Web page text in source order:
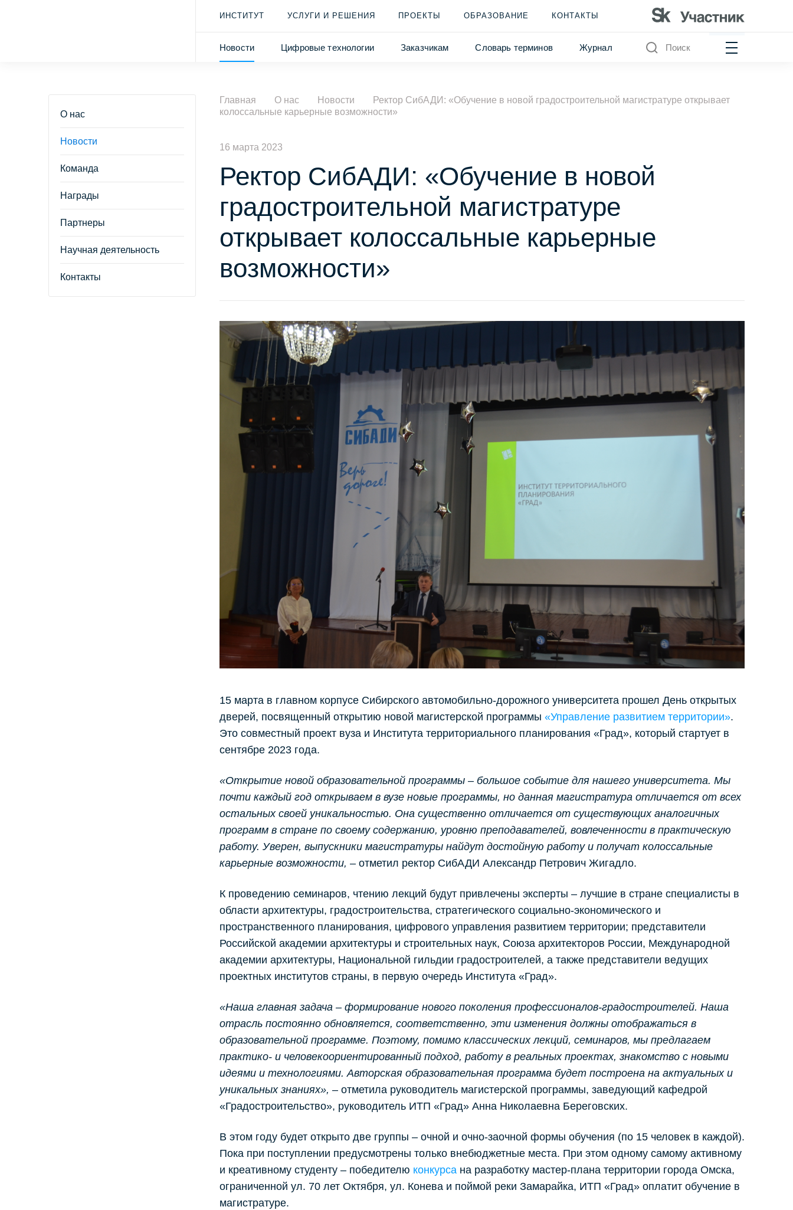
ИНСТИТУТ УСЛУГИ И РЕШЕНИЯ ПРОЕКТЫ ОБРАЗОВАНИЕ КОНТАКТЫ
Новости Цифровые технологии Заказчикам Словарь терминов Журнал Поиск
О нас
Новости
Команда
Награды
Партнеры
Научная деятельность
Контакты
Главная О нас Новости
Ректор СибАДИ: «Обучение в новой градостроительной магистратуре открывает
колоссальные карьерные возможности»
16 марта 2023
Ректор СибАДИ: «Обучение в новой
градостроительной магистратуре
открывает колоссальные карьерные
возможности»
15 марта в главном корпусе Сибирского автомобильно-дорожного университета прошел День открытых
дверей, посвященный открытию новой магистерской программы «Управление развитием территории».
Это совместный проект вуза и Института территориального планирования «Град», который стартует в
сентябре 2023 года.
«Открытие новой образовательной программы – большое событие для нашего университета. Мы
почти каждый год открываем в вузе новые программы, но данная магистратура отличается от всех
остальных своей уникальностью. Она существенно отличается от существующих аналогичных
программ в стране по своему содержанию, уровню преподавателей, вовлеченности в практическую
работу. Уверен, выпускники магистратуры найдут достойную работу и получат колоссальные
карьерные возможности, – отметил ректор СибАДИ Александр Петрович Жигадло.
К проведению семинаров, чтению лекций будут привлечены эксперты – лучшие в стране специалисты в
области архитектуры, градостроительства, стратегического социально-экономического и
пространственного планирования, цифрового управления развитием территории; представители
Российской академии архитектуры и строительных наук, Союза архитекторов России, Международной
академии архитектуры, Национальной гильдии градостроителей, а также представители ведущих
проектных институтов страны, в первую очередь Института «Град».
«Наша главная задача – формирование нового поколения профессионалов-градостроителей. Наша
отрасль постоянно обновляется, соответственно, эти изменения должны отображаться в
образовательной программе. Поэтому, помимо классических лекций, семинаров, мы предлагаем
практико- и человекоориентированный подход, работу в реальных проектах, знакомство с новыми
идеями и технологиями. Авторская образовательная программа будет построена на актуальных и
уникальных знаниях», – отметила руководитель магистерской программы, заведующий кафедрой
«Градостроительство», руководитель ИТП «Град» Анна Николаевна Береговских.
В этом году будет открыто две группы – очной и очно-заочной формы обучения (по 15 человек в каждой).
Пока при поступлении предусмотрены только внебюджетные места. При этом одному самому активному
и креативному студенту – победителю конкурса на разработку мастер-плана территории города Омска,
ограниченной ул. 70 лет Октября, ул. Конева и поймой реки Замарайка, ИТП «Град» оплатит обучение в
магистратуре.